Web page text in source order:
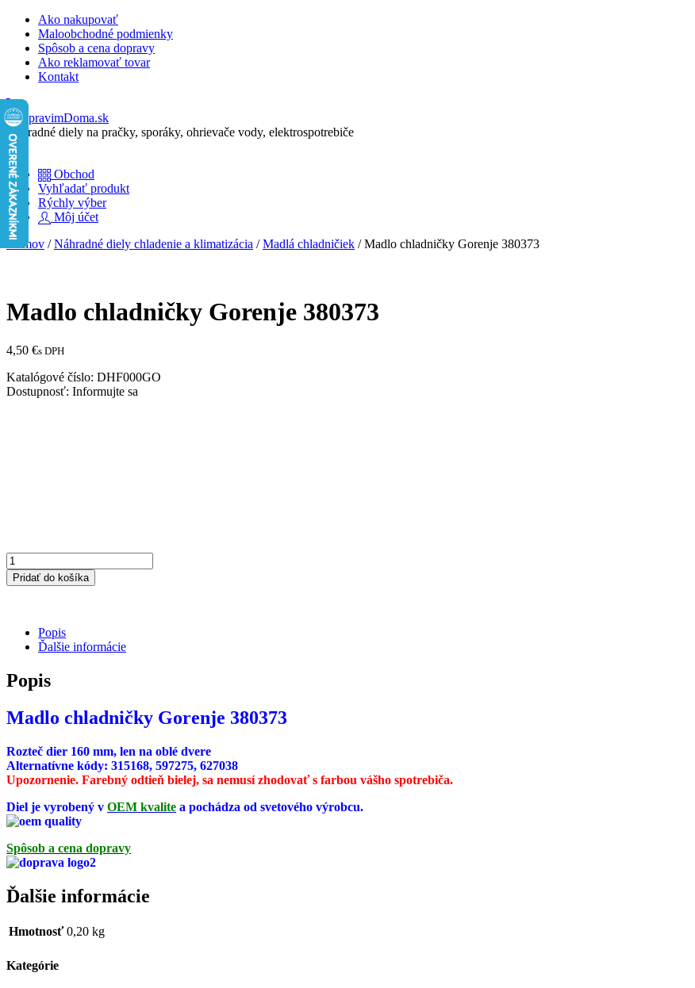
Skip
content
Ako nakupovať
Maloobchodné podmienky
Spôsob a cena dopravy
Ako reklamovať tovar
Kontakt
MenuCart
Náhradné diely na pračky, sporáky, ohrievače vody, elektrospotrebiče
Obchod
Vyhľadať produkt
Rýchly výber
Môj účet
Close
Close
Domov /Náhradné diely chladenie a klimatizácia /Madlá chladničiek / Madlo chladničky Gorenje 380373
Madlo chladničky Gorenje 380373
4,50 €s DPH
Katalógové číslo: DHF000GO
Dostupnosť: Informujte sa
množstvo
Madlo
chladničky
Pridať do košíka
Popis
Ďalšie informácie
Popis
Madlo chladničky Gorenje 380373
Rozteč dier 160 mm, len na oblé dvere
Alternatívne kódy: 315168, 597275, 627038
Upozornenie. Farebný odtieň bielej, sa nemusí zhodovať s farbou vášho spotrebiča.
Diel je vyrobený v OEM kvalite a pochádza od svetového výrobcu.
Spôsob a cena dopravy
Ďalšie informácie
Hmotnosť 0,20 kg
Kategórie